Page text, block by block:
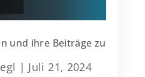
und ihre Beiträge zu
| Juli 21, 2024